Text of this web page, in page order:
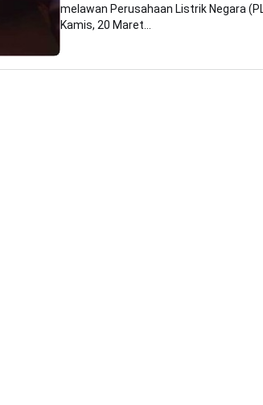
melawan Perusahaan Listrik Negara
Kamis, 20 Maret...